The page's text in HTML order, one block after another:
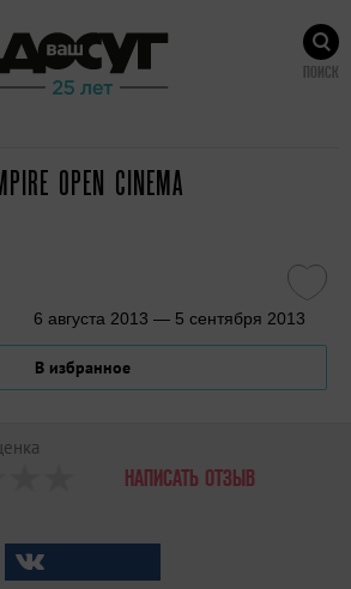
ПОИСК
OPEN CINEMA
6 августа 2013 — 5 сентября 2013
В избранное
НАПИСАТЬ ОТЗЫВ